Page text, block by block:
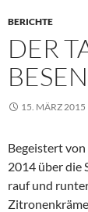
BERICHTE
DER
15. MÄRZ 2015
Begeistert
2014 über die
rauf und